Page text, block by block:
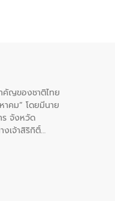
คัญของชาติไทย
คม” โดยมีนาย
ร จังหวัด
งเจ้าสิริกิติ์